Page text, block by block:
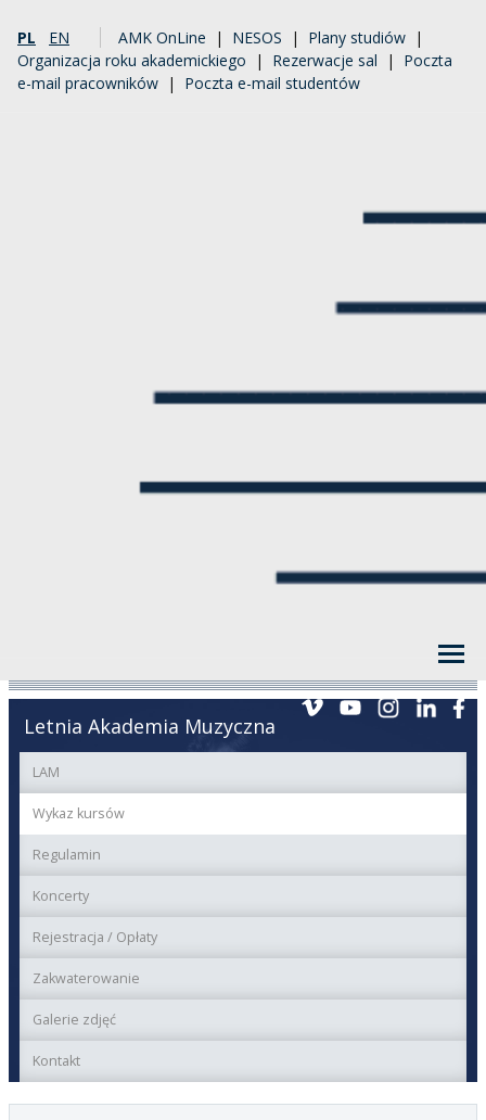
PL EN AMK OnLine | NESOS | Plany studiów |
Organizacja roku akademickiego | Rezerwacje sal | Poczta
e-mail pracowników | Poczta e-mail studentów
Letnia Akademia Muzyczna
LAM
Wykaz kursów
Regulamin
Koncerty
Rejestracja / Opłaty
Zakwaterowanie
Galerie zdjęć
Kontakt